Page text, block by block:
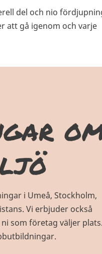
del och nio
att gå igenom och varje
i Umeå, Stockholm,
Vi erbjuder också
som företag väljer